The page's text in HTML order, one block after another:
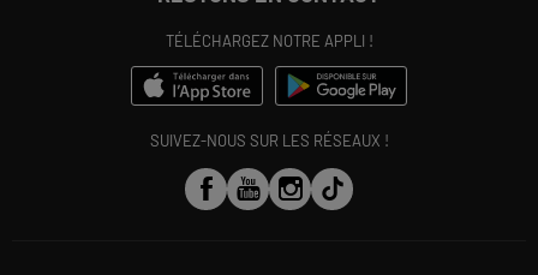
TÉLÉCHARGEZ NOTRE APPLI !
SUIVEZ-NOUS SUR LES RÉSEAUX !